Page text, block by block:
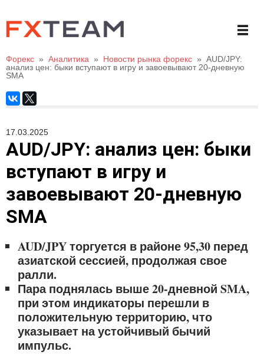
Форекс » Аналитика » Новости рынка форекс » AUD/JPY:
анализ цен: быки вступают в игру и завоевывают 20-дневную
SMA
17.03.2025
AUD/JPY: анализ цен: быки
вступают в игру и
завоевывают 20-дневную
SMA
AUD/JPY торгуется в районе 95,30 перед
азиатской сессией, продолжая свое
ралли.
Пара поднялась выше 20-дневной SMA,
при этом индикаторы перешли в
положительную территорию, что
указывает на устойчивый бычий
импульс.